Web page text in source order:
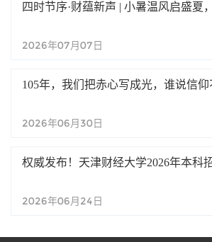
四时节序·财蕴新声 | 小暑温风启盛夏
2026年07月07日
105年，我们把赤心写成光，谁说信
2026年06月30日
权威发布！天津财经大学2026年本科
2026年06月24日